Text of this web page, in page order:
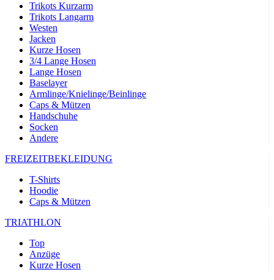
Trikots Kurzarm
Trikots Langarm
Westen
Jacken
Kurze Hosen
3/4 Lange Hosen
Lange Hosen
Baselayer
Armlinge/Knielinge/Beinlinge
Caps & Mützen
Handschuhe
Socken
Andere
FREIZEITBEKLEIDUNG
T-Shirts
Hoodie
Caps & Mützen
TRIATHLON
Top
Anzüge
Kurze Hosen